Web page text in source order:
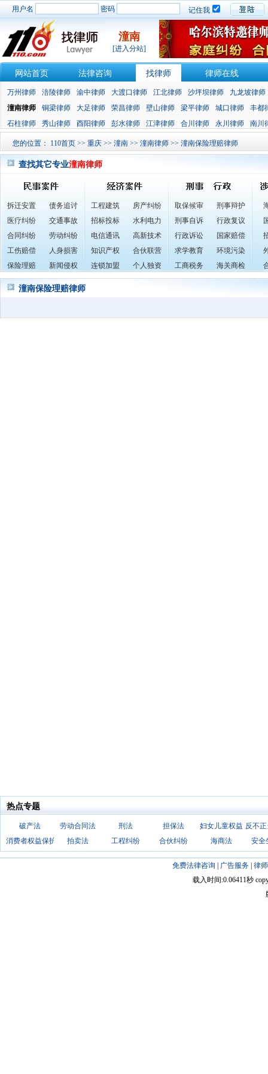
用户名 密码 记住我
潼南
[进入分站]
网站首页 法律咨询 找律师 律师在线
万州律师 涪陵律师 渝中律师 大渡口律师 江北律师 沙坪坝律师
九龙坡律师
潼南律师
铜梁律师 大足律师 荣昌律师 壁山律师 梁平律师 城口律师
丰都
石柱律师
秀山律师 酉阳律师 彭水律师 江津律师 合川律师 永川律师 南川
您的位置： 110首页 >> 重庆 >> 潼南 >> 潼南律师 >> 潼南保险理赔律师
查找其它专业潼南律师
拆迁安置
债务追讨
医疗纠纷
交通事故
合同纠纷
劳动纠纷
工伤赔偿
人身损害
保险理赔
新闻侵权
工程建筑
房产纠纷
招标投标
水利电力
电信通讯
高新技术
知识产权
合伙联营
连锁加盟
个人独资
取保候审
刑事辩护
刑事自诉
行政复议
行政诉讼
国家赔偿
求学教育
环境污染
工商税务
海关商检
潼南保险理赔律师
热点专题
破产法 劳动合同法 刑法 担保法 妇女儿童权益 反不
消费者权益保护法
拍卖法 工程纠纷 合伙纠纷 海商法 安全
免费法律咨询 广告服务| 律
载入时间:0.06411秒